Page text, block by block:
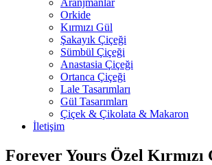
Aranjmanlar
Orkide
Kırmızı Gül
Şakayık Çiçeği
Sümbül Çiçeği
Anastasia Çiçeği
Ortanca Çiçeği
Lale Tasarımları
Gül Tasarımları
Çiçek & Çikolata & Makaron
İletişim
Forever Yours Özel